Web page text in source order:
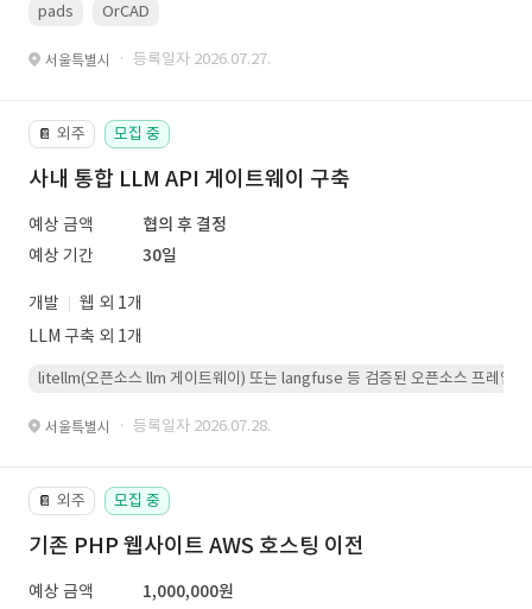
pads OrCAD
서울특별시 · 등록일자 2026.07.27.
📔 외주 모집 중
사내 통합 LLM API 게이트웨이 구축
예상 금액
협의 후 결정
예상 기간
30일
개발
웹 외 1개
LLM 구축 외 1개
litellm(오픈소스 llm 게이트웨이) 또는 langfuse 등 검증된 오픈소스 프레임워
서울특별시 · 등록일자 2026.07.28.
📔 외주 모집 중
기존 PHP 웹사이트 AWS 호스팅 이전
예상 금액
1,000,000원